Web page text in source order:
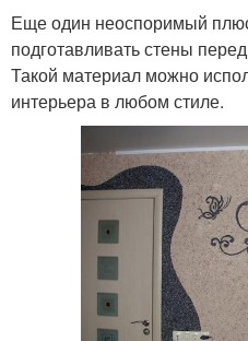
Еще один неоспоримый
подготавливать стены
Такой материал можно
интерьера в любом стиле.